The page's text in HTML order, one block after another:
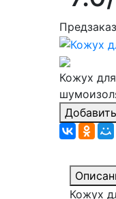
Предзаказ
Кожух
Кожух